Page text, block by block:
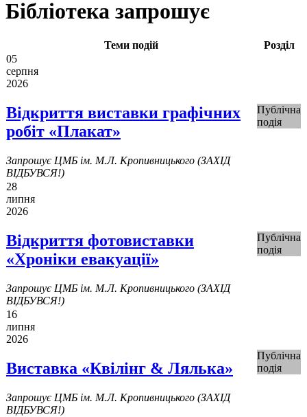
Бібліотека запрошує
Теми подій
Розділ
05
серпня
2026
Відкриття виставки графічних
робіт «Плакат»
Запрошує ЦМБ ім. М.Л. Кропивницького (ЗАХІД
ВІДБУВСЯ!)
Публічна
подія
28
липня
2026
Відкриття фотовиставки
«Хроніки евакуації»
Запрошує ЦМБ ім. М.Л. Кропивницького (ЗАХІД
ВІДБУВСЯ!)
Публічна
подія
16
липня
2026
Виставка «Квілінг & Лялька»
Запрошує ЦМБ ім. М.Л. Кропивницького (ЗАХІД
ВІДБУВСЯ!)
Публічна
подія